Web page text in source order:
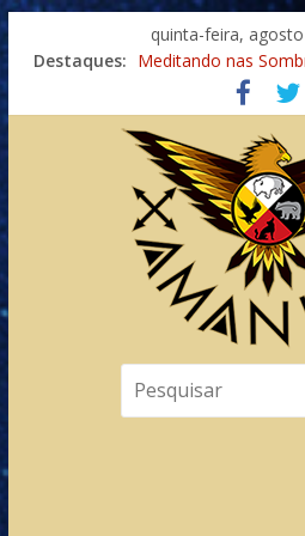
quinta-feira,
Destaques: Meditando nas
Autosuficiência: A
Xamanismo Universal
Totens – Caminho
Imaginação na Cura